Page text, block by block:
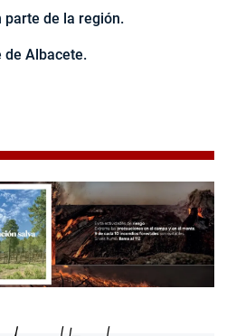
parte de la región.
de Albacete.